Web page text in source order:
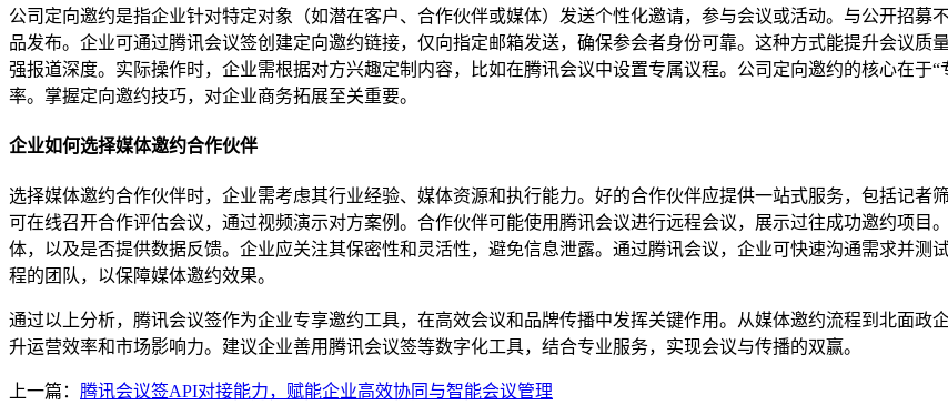
公司定向邀约是指企业针对特定对象（如潜在客户、合作伙伴或媒体）发送个性化邀请，参与会议或活动。与公开招
品发布。企业可通过腾讯会议签创建定向邀约链接，仅向指定邮箱发送，确保参会者身份可靠。这种方式能提升会议
强报道深度。实际操作时，企业需根据对方兴趣定制内容，比如在腾讯会议中设置专属议程。公司定向邀约的核心在于
率。掌握定向邀约技巧，对企业商务拓展至关重要。
企业如何选择媒体邀约合作伙伴
选择媒体邀约合作伙伴时，企业需考虑其行业经验、媒体资源和执行能力。好的合作伙伴应提供一站式服务，包括记
可在线召开合作评估会议，通过视频演示对方案例。合作伙伴可能使用腾讯会议进行远程会议，展示过往成功邀约项
体，以及是否提供数据反馈。企业应关注其保密性和灵活性，避免信息泄露。通过腾讯会议，企业可快速沟通需求并
程的团队，以保障媒体邀约效果。
通过以上分析，腾讯会议签作为企业专享邀约工具，在高效会议和品牌传播中发挥关键作用。从媒体邀约流程到北面
升运营效率和市场影响力。建议企业善用腾讯会议签等数字化工具，结合专业服务，实现会议与传播的双赢。
上一篇： 腾讯会议签API对接能力，赋能企业高效协同与智能会议管理